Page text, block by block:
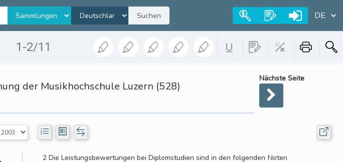
Suchen
1-2/11
der Musikhochschule Luzern (528)
Nächste Seite
2 Die Leistungsbewertungen bei Diplomstudien sind in den folgenden Noten